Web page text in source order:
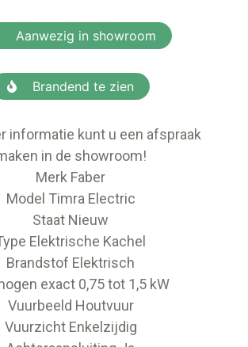
Aanwezig in showroom
Brandend te zien
informatie kunt u een afspraak
in de showroom!
Merk Faber
Model Timra Electric
Staat Nieuw
Elektrische Kachel
Brandstof Elektrisch
exact 0,75 tot 1,5 kW
Vuurbeeld Houtvuur
Vuurzicht Enkelzijdig